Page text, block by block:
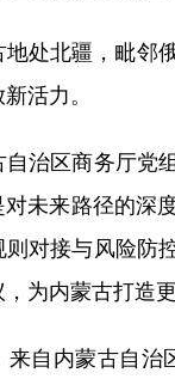
北疆，毗邻俄
活力。
区商务厅党组
未来路径的深
对接与风险防
为内蒙古打造
内蒙古自治区